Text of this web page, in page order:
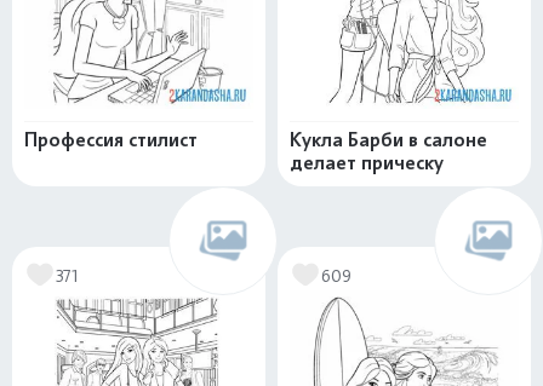
Профессия стилист
Кукла Барби в салоне
делает прическу
371 609